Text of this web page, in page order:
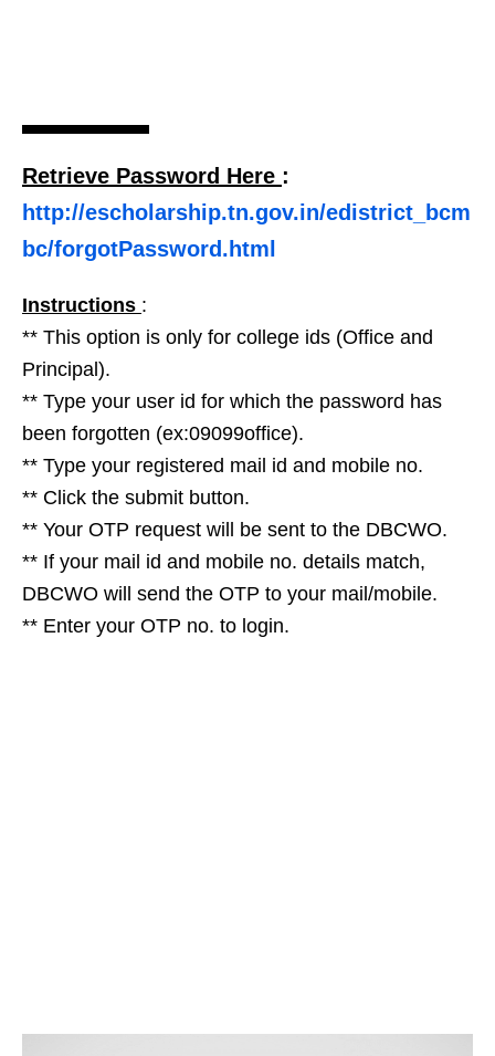
Retrieve Password Here :
http://escholarship.tn.gov.in/edistrict_bcm
bc/forgotPassword.html
Instructions :
** This option is only for college ids (Office and
Principal).
** Type your user id for which the password has
been forgotten (ex:09099office).
** Type your registered mail id and mobile no.
** Click the submit button.
** Your OTP request will be sent to the DBCWO.
** If your mail id and mobile no. details match,
DBCWO will send the OTP to your mail/mobile.
** Enter your OTP no. to login.